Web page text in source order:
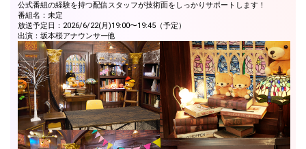
公式番組の経験を持つ配信スタッフが技術面をしっかりサポートします！
番組名：未定
放送予定日：2026/6/22(月)19:00〜19:45（予定）
出演：坂本桜アナウンサー他